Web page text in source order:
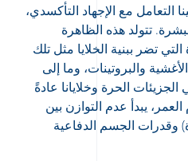
التعامل مع الإجهاد التأكسدي،
تتولد هذه الظاهرة
تضر ببنية الخلايا مثل تلك
والبروتينات، وما إلى
الحرة وخلايانا عادةً
يبدأ عدم التوازن بين
وقدرات الجسم الدفاعية